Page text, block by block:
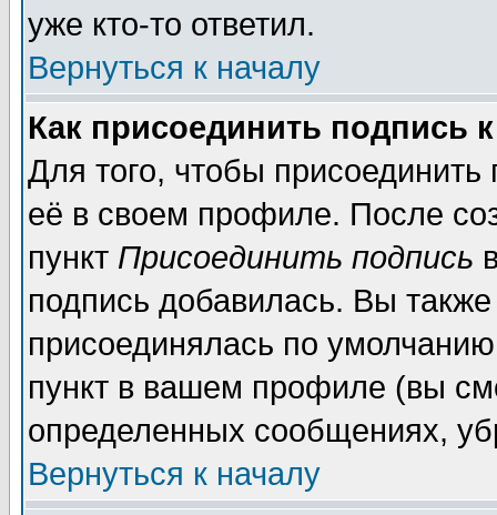
уже кто-то ответил.
Вернуться к началу
Как присоединить подпись
Для того, чтобы
её в своем профиле. После
пункт Присоединить подпись
подпись добавилась. Вы
присоединялась по
пункт в вашем профиле (вы
определенных сообщениях,
Вернуться к началу